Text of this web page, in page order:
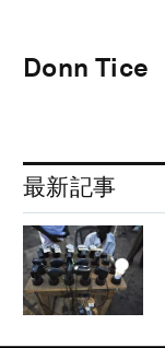
Donn Tice
最新記事